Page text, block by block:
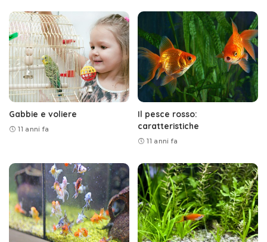
Gabbie e voliere
11 anni fa
Il pesce rosso:
caratteristiche
11 anni fa